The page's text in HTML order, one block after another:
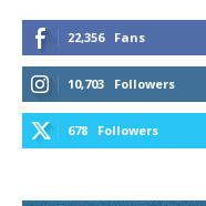
22,356 Fans
10,703 Followers
678 Followers